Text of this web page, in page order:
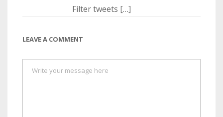
Filter tweets […]
LEAVE A COMMENT